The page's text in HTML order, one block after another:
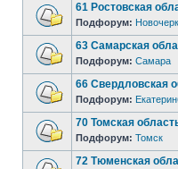
61 Ростовская
Подфорум:
63 Самарская
Подфорум: Самара
66 Свердловская
Подфорум:
70 Томская
Подфорум: Томск
72 Тюменская